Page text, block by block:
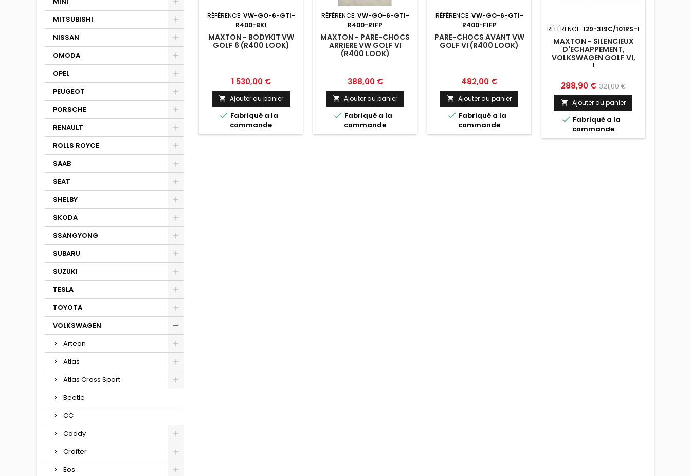
MITSUBISHI
NISSAN
OMODA
OPEL
PEUGEOT
PORSCHE
RENAULT
ROLLS ROYCE
SAAB
SEAT
SHELBY
SKODA
SSANGYONG
SUBARU
SUZUKI
TESLA
TOYOTA
VOLKSWAGEN
Arteon
Atlas
Atlas Cross Sport
Beetle
CC
Caddy
Crafter
Eos
RÉFÉRENCE: VW-GO-6-GTI-
R400-BK1
MAXTON - BODYKIT VW
GOLF 6 (R400 LOOK)
Prix
1 530,00 €
 Ajouter au panier
 Fabriqué a la
commande
RÉFÉRENCE: VW-GO-6-GTI-
R400-R1FP
MAXTON - PARE-CHOCS
ARRIERE VW GOLF VI
(R400 LOOK)
Prix
388,00 €
 Ajouter au panier
 Fabriqué a la
commande
RÉFÉRENCE: VW-GO-6-GTI-
R400-F1FP
PARE-CHOCS AVANT VW
GOLF VI (R400 LOOK)
Prix
482,00 €
 Ajouter au panier
 Fabriqué a la
commande
RÉFÉRENCE: 129-319C/101RS-1
MAXTON - SILENCIEUX
D'ECHAPPEMENT,
VOLKSWAGEN GOLF VI,
GOLF V R32, SCIROCCO 3
1
Prix
288,90 € Prix
base
321,00 €
 Ajouter au panier
 Fabriqué a la
commande